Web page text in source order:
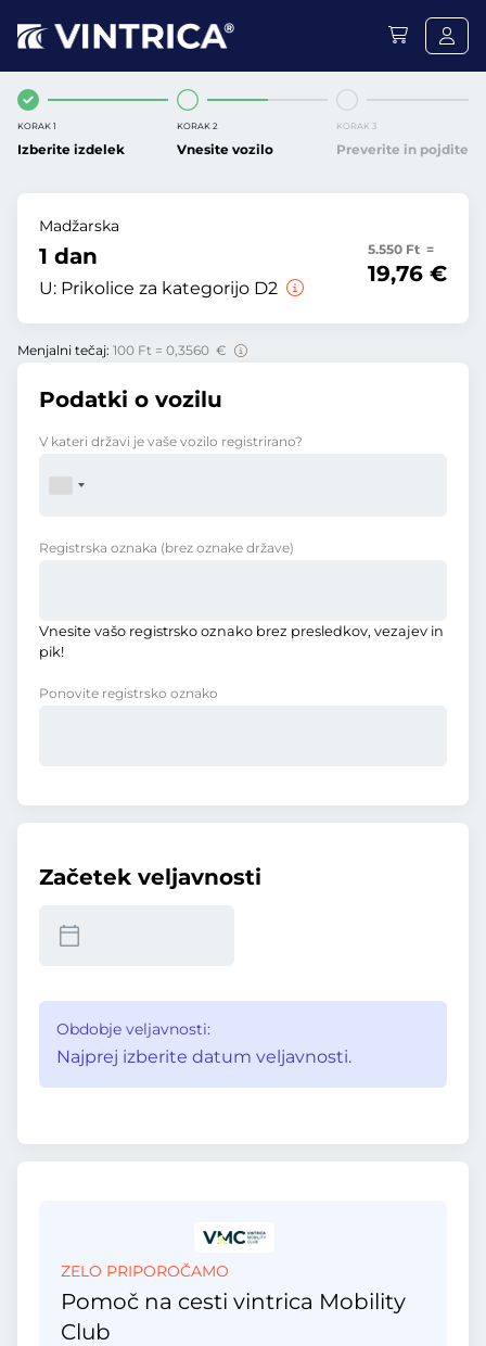
KORAK 1
Izberite izdelek
KORAK 2
Vnesite vozilo
KORAK 3
Preverite in pojdite
Madžarska
1 dan
U: Prikolice za kategorijo D2
5.550 Ft =
19,76 €
Menjalni tečaj: 100 Ft = 0,3560 €
Podatki o vozilu
V kateri državi je vaše vozilo registrirano?
Registrska oznaka (brez oznake države)
Vnesite vašo registrsko oznako brez presledkov, vezajev in
pik!
Ponovite registrsko oznako
Začetek veljavnosti
Obdobje veljavnosti:
Najprej izberite datum veljavnosti.
ZELO PRIPOROČAMO
Pomoč na cesti vintrica Mobility
Club